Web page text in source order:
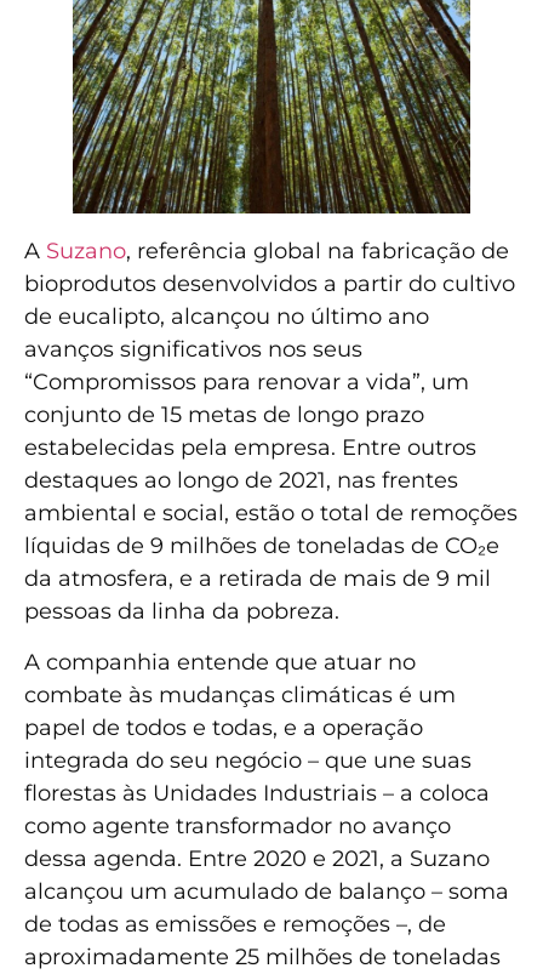
A Suzano, referência global na fabricação de
bioprodutos desenvolvidos a partir do cultivo
de eucalipto, alcançou no último ano
avanços significativos nos seus
“Compromissos para renovar a vida”, um
conjunto de 15 metas de longo prazo
estabelecidas pela empresa. Entre outros
destaques ao longo de 2021, nas frentes
ambiental e social, estão o total de remoções
líquidas de 9 milhões de toneladas de CO₂e
da atmosfera, e a retirada de mais de 9 mil
pessoas da linha da pobreza.
A companhia entende que atuar no
combate às mudanças climáticas é um
papel de todos e todas, e a operação
integrada do seu negócio – que une suas
florestas às Unidades Industriais – a coloca
como agente transformador no avanço
dessa agenda. Entre 2020 e 2021, a Suzano
alcançou um acumulado de balanço – soma
de todas as emissões e remoções –, de
aproximadamente 25 milhões de toneladas